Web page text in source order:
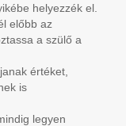
helyezzék el.
előbb az
a szülő a
értéket,
is
legyen